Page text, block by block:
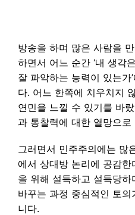
방송을 하며 많은 사람을
하면서 어느 순간 ‘내 생각
잘 파악하는 능력이 있는가
다. 어느 한쪽에 치우치지
연민을 느낄 수 있기를 바
과 통찰력에 대한 열망으
그러면서 민주주의에는 많
에서 상대방 논리에 공감
을 위해 설득하고 설득당
바꾸는 과정 중심적인 토
니다.